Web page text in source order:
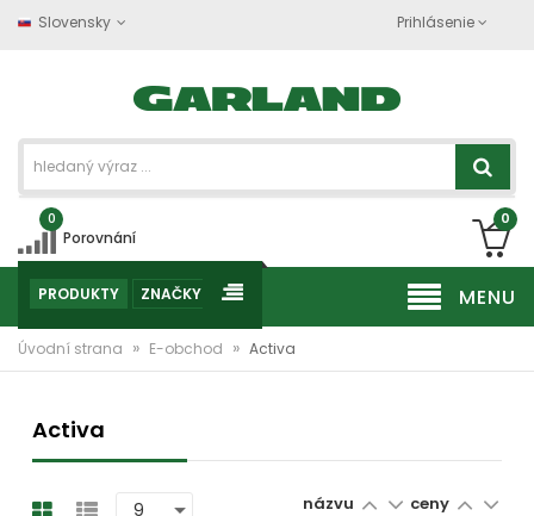
Slovensky Prihlásenie
0
Porovnání
0
MENU
PRODUKTY ZNAČKY
Úvodní strana » E-obchod » Activa
Activa
názvu ceny